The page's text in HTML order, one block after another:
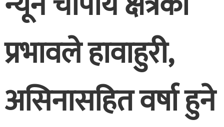
प्रभावले हावाहुरी,
असिनासहित वर्षा हुने